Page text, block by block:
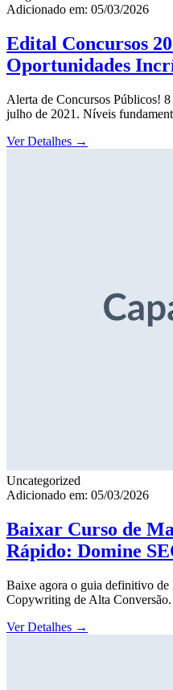
Adicionado em: 05/03/2026
Edital Concursos
Oportunidades
Alerta de Concursos Públicos!
julho de 2021. Níveis
Ver Detalhes →
Uncategorized
Adicionado em: 05/03/2026
Baixar Curso de
Rápido: Domine
Baixe agora o guia definitivo
Copywriting de Alta
Ver Detalhes →